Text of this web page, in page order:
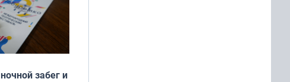
забег и